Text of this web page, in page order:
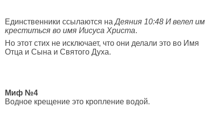
Единственники ссылаются наДеяния 10:48 И велел им
креститься во имя Иисуса Христа.
Но этот стих не исключает, что они делали это во Имя
Отца и Сына и Святого Духа.
Миф №4
Водное крещение это кропление водой.